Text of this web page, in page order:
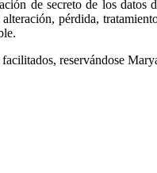
de secreto de los
pérdida,
reservándose